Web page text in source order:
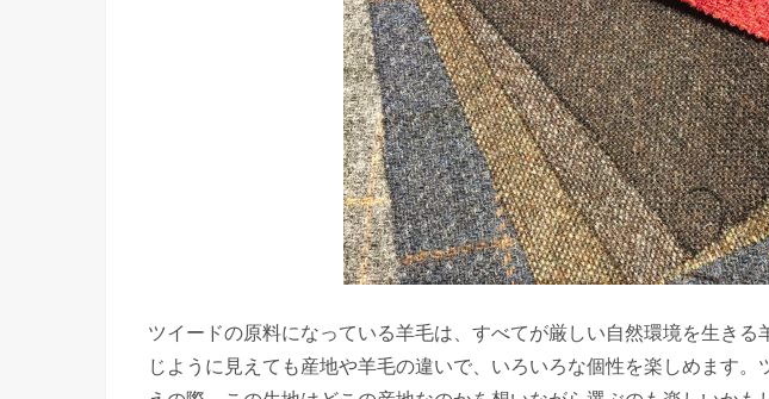
ツイードの原料になっている羊毛は、すべてが厳しい自然環境を生きる
じように見えても産地や羊毛の違いで、いろいろな個性を楽しめます。